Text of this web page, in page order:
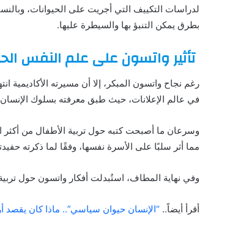
لدراسات التكييف التي أجريت على الحيوانات،
بطرق يمكن التنبؤ بها والسيطرة عليها.
تأثير واتسون على علم النفس
رغم نجاح واتسون المبكر، إلا أن مسيرته
في عالم الإعلانات، حيث طبق معرفته بسلوك الإنسان
وسرعان ما أصبحت كتبه حول تربية الأطفال من أكثر
مما أثر سلبًا على الأسرة نفسها، وفقًا لما ذكرته
وفي نهاية المطاف، استُبدلت أفكار واتسون حول
أقرأ أيضاً.. “الإنسان حيوان سياسي”.. ماذا كان يقصد